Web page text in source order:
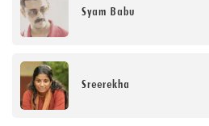
Syam Babu
Sreerekha